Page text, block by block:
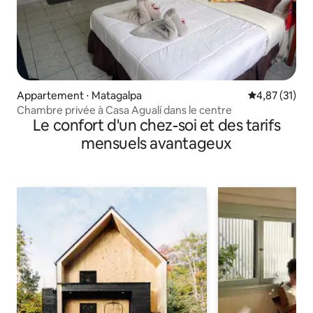
Appartement ⋅ Matagalpa Évaluation
4,87 (31)
Chambre privée à Casa Agualí dans le centre
Le confort d'un chez-soi et des tarifs
mensuels avantageux